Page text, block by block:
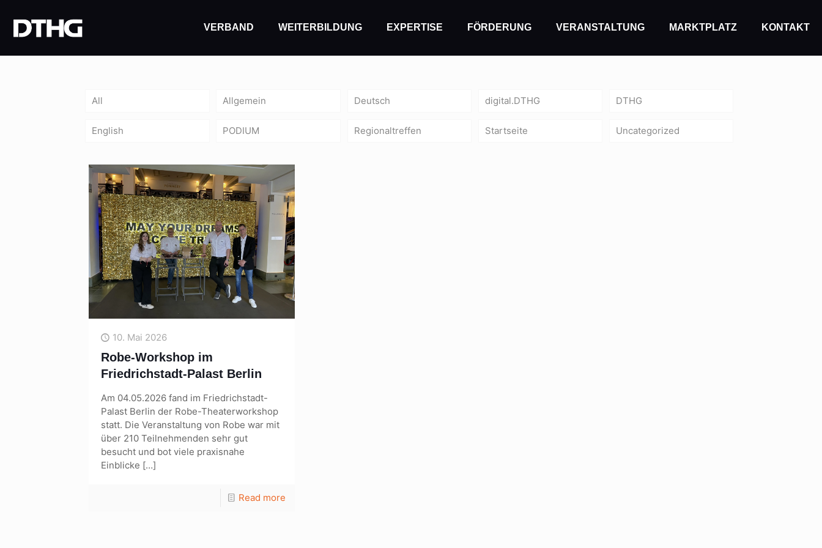
VERBAND WEITERBILDUNG EXPERTISE FÖRDERUNG VERANSTALTUNG MARKTPLATZ KONTAKT
All Allgemein Deutsch digital.DTHG DTHG
English PODIUM Regionaltreffen Startseite Uncategorized
10. Mai 2026
Robe-Workshop im
Friedrichstadt-Palast Berlin
Am 04.05.2026 fand im Friedrichstadt-
Palast Berlin der Robe-Theaterworkshop
statt. Die Veranstaltung von Robe war mit
über 210 Teilnehmenden sehr gut
besucht und bot viele praxisnahe
Einblicke […]
Read more